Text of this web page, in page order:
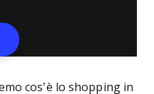
cos’è lo shopping in